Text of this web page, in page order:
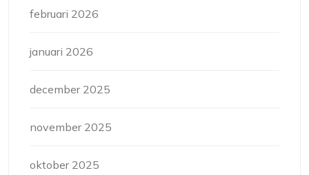
februari 2026
januari 2026
december 2025
november 2025
oktober 2025